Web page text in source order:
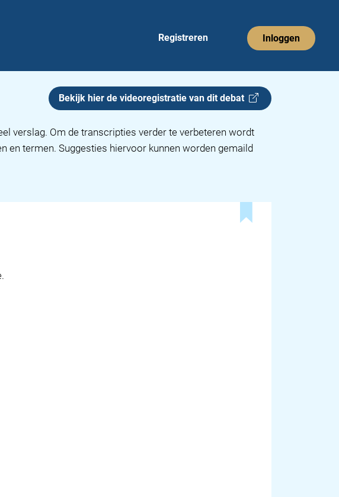
Registreren Inloggen
Bekijk hier de videoregistratie van dit debat
verslag. Om de transcripties verder te verbeteren wordt
en termen. Suggesties hiervoor kunnen worden gemaild